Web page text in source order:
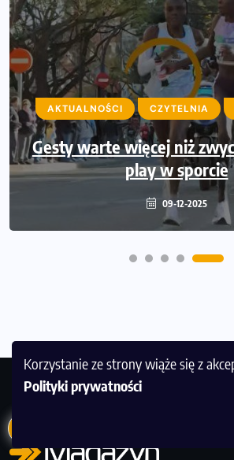
Korzystanie ze strony wiąże się z
Polityki prywatności
AKTUALNOŚCI CZYTELNIA
Gesty warte więcej niż
play w sporcie
09-12-2025